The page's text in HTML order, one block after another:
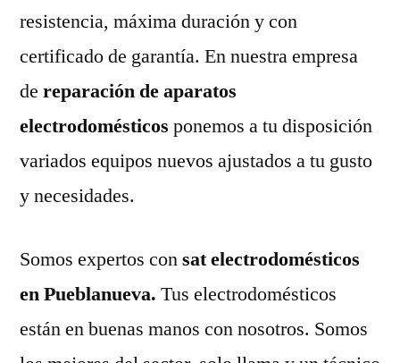
resistencia, máxima duración y con
certificado de garantía. En nuestra empresa
de reparación de aparatos
electrodomésticos ponemos a tu disposición
variados equipos nuevos ajustados a tu gusto
y necesidades.
Somos expertos consat electrodomésticos
en Pueblanueva. Tus electrodomésticos
están en buenas manos con nosotros. Somos